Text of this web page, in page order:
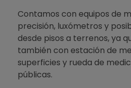
Contamos con equipos de
precisión, luxómetros y
desde pisos a terrenos, ya
también con estación de
superficies y rueda de
públicas.